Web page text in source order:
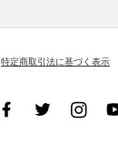
特定商取引法に基づく表示